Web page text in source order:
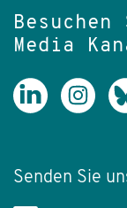
Media
Senden Sie